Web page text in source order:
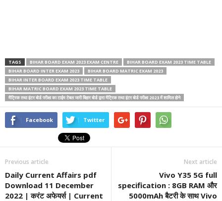
TAGS BIHAR BOARD EXAM 2023 EXAM CENTRE
BIHAR BOARD EXAM 2023 TIME TABLE
BIHAR BOARD INTER EXAM 2023
BIHAR BOARD MATRIC EXAM 2023
BIHAR INTER BOARD EXAM 2023 TIME TABLE
BIHAR MATRIC BOARD EXAM 2023 TIME TABLE
मैट्रिक तथा इंटर बोर्ड परीक्षा का टाईम टेबल जारी बिहार बोर्ड द्वारा मैट्रिक तथा इंटर बोर्ड परीक्षा 2023 में शामिल होने
Facebook Twitter
Previous article
Daily Current Affairs pdf
Download 11 December
2022 | करंट अफेयर्स | Current
Next article
Vivo Y35 5G full
specification : 8GB RAM और
5000mAh बैटरी के साथ Vivo